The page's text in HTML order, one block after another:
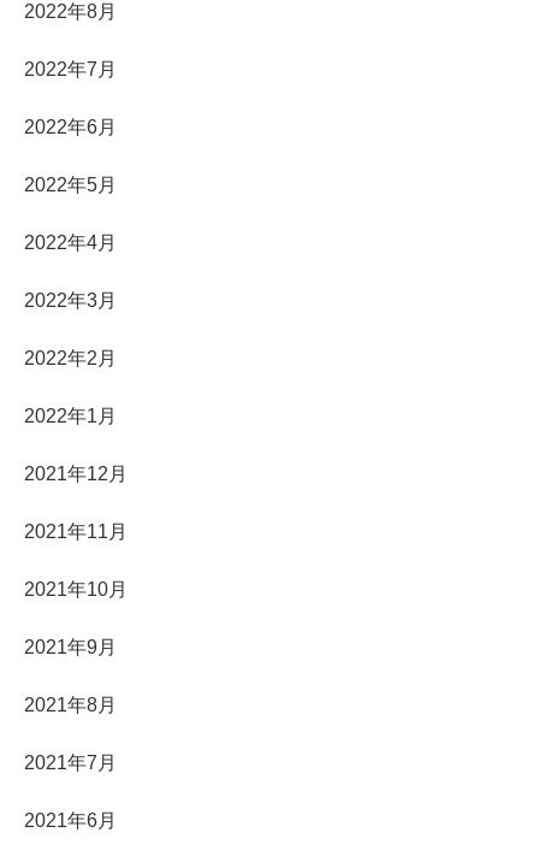
2022年8月
2022年7月
2022年6月
2022年5月
2022年4月
2022年3月
2022年2月
2022年1月
2021年12月
2021年11月
2021年10月
2021年9月
2021年8月
2021年7月
2021年6月